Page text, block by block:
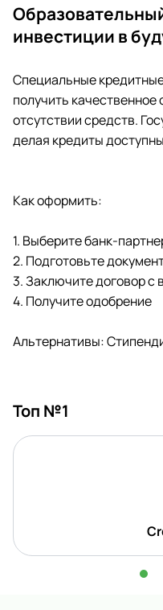
инвестиции в
Специальные
получить
отсутствии средств.
делая кредиты
Как оформить:
1. Выберите банк-
2. Подготовьте
3. Заключите договор с
4. Получите одобрение
Альтернативы:
Топ №1